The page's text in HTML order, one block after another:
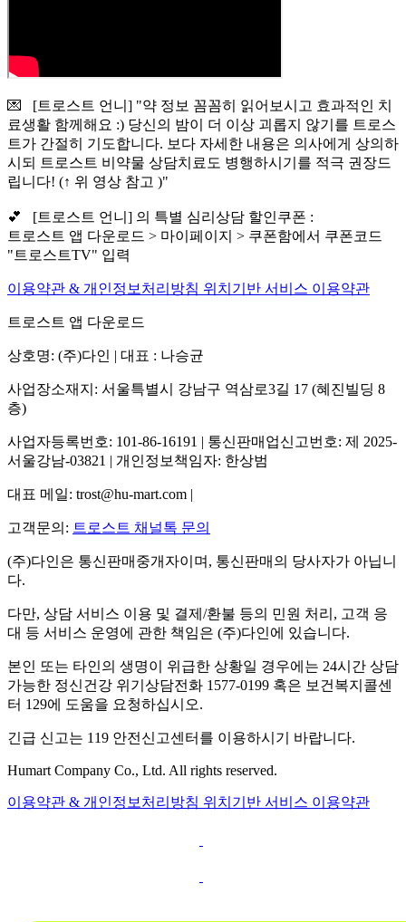
💌 [트로스트 언니] "약 정보 꼼꼼히 읽어보시고 효과적인 치
료생활 함께해요 :) 당신의 밤이 더 이상 괴롭지 않기를 트로스
트가 간절히 기도합니다. 보다 자세한 내용은 의사에게 상의하
시되 트로스트 비약물 상담치료도 병행하시기를 적극 권장드
립니다! (↑ 위 영상 참고 )"
💕 [트로스트 언니] 의 특별 심리상담 할인쿠폰 :
트로스트 앱 다운로드 > 마이페이지 > 쿠폰함에서 쿠폰코드
"트로스트TV" 입력
이용약관 & 개인정보처리방침 위치기반 서비스 이용약관
트로스트 앱 다운로드
상호명: (주)다인 | 대표 : 나승균
사업장소재지: 서울특별시 강남구 역삼로3길 17 (혜진빌딩 8
층)
사업자등록번호: 101-86-16191 | 통신판매업신고번호: 제 2025-
서울강남-03821 | 개인정보책임자: 한상범
대표 메일: trost@hu-mart.com |
고객문의: 트로스트 채널톡 문의
(주)다인은 통신판매중개자이며, 통신판매의 당사자가 아닙니
다.
다만, 상담 서비스 이용 및 결제/환불 등의 민원 처리, 고객 응
대 등 서비스 운영에 관한 책임은 (주)다인에 있습니다.
본인 또는 타인의 생명이 위급한 상황일 경우에는 24시간 상담
가능한 정신건강 위기상담전화 1577-0199 혹은 보건복지콜센
터 129에 도움을 요청하십시오.
긴급 신고는 119 안전신고센터를 이용하시기 바랍니다.
Humart Company Co., Ltd. All rights reserved.
이용약관 & 개인정보처리방침 위치기반 서비스 이용약관